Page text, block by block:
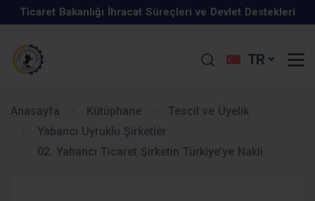
Ticaret Bakanlığı İhracat Süreçleri ve Devlet Destekleri
Kurumlar vergisi beyanname süresi uzatıldı.
Özbekistan
KOSGEB Kapasite Geliştirme Destek Programı
Mayıs 2025 Elektronik Sohbet Toplantıları
GIDA SATIŞ VE TOPLU TÜKETİM YERLERİNDE KAREKOD
TR
Anasayfa Kütüphane
Tescil ve Üyelik
Yabancı Uyruklu Şirketler
02. Yabancı Ticaret Şirketin Türkiye’ye Nakli